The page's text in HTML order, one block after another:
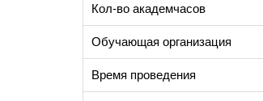
Кол-во академчасов
Обучающая организация
Время проведения